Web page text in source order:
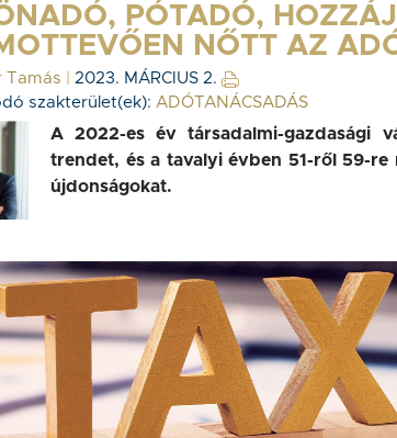
PÓTADÓ,
NŐTT AZ
Tamás
2023. MÁRCIUS 2.
szakterület(ek): ADÓTANÁCSADÁS
A 2022-es év társadalmi-gazdasági
trendet, és a tavalyi évben 51-ről 59-re
újdonságokat.